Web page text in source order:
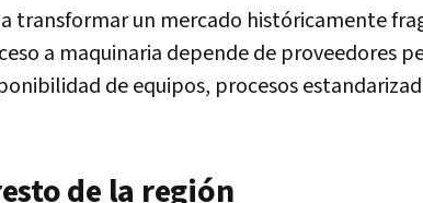
transformar un mercado históricamente
a maquinaria depende de proveedores
de equipos, procesos
de la región